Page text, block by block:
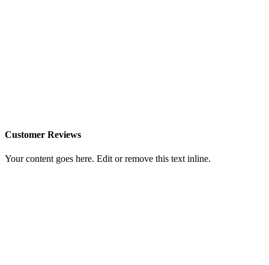
Customer Reviews
Your content goes here. Edit or remove this text inline.